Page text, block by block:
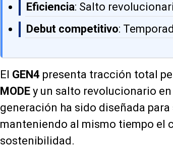
Eficiencia: Salto
Debut competitivo:
El GEN4 presenta tracción total
MODE y un salto revolucionario
generación ha sido diseñada
manteniendo al mismo tiempo el
sostenibilidad.